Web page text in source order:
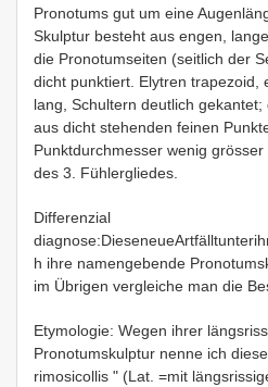
Pronotums gut um eine
Skulptur besteht aus engen,
die Pronotumseiten (seitlich der
dicht punktiert. Elytren trapezoid,
lang, Schultern deutlich
aus dicht stehenden feinen
Punktdurchmesser wenig
des 3. Fühlergliedes.
Differenzial
h ihre namengebende
im Übrigen vergleiche man die
Etymologie: Wegen ihrer
Pronotumskulptur nenne ich
rimosicollis " (Lat. =mit